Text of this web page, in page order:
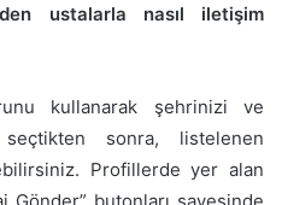
ustalarla nasıl iletişim
kullanarak şehrinizi ve
sonra, listelenen
Profillerde yer alan